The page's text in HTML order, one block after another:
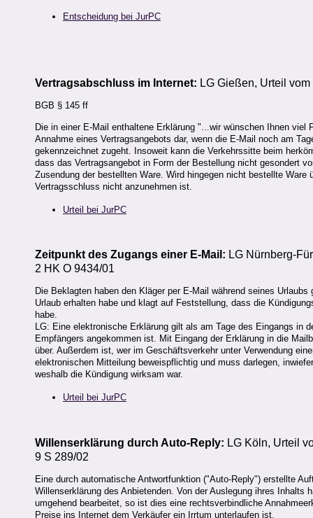
Entscheidung bei JurPC
Vertragsabschluss im Internet: LG Gießen, Urteil
BGB § 145 ff
Die in einer E-Mail enthaltene Erklärung "...wir wünschen Ihnen
Annahme eines Vertragsangebots dar, wenn die E-Mail noch am
gekennzeichnet zugeht. Insoweit kann die Verkehrssitte beim
dass das Vertragsangebot in Form der Bestellung nicht gesondert
Zusendung der bestellten Ware. Wird hingegen nicht bestellte
Vertragsschluss nicht anzunehmen ist.
Urteil bei JurPC
Zeitpunkt des Zugangs einer E-Mail: LG Nürnberg-
2 HK O 9434/01
Die Beklagten haben den Kläger per E-Mail während seines
Urlaub erhalten habe und klagt auf Feststellung, dass die
habe.
LG: Eine elektronische Erklärung gilt als am Tage des Eingangs in
Empfängers angekommen ist. Mit Eingang der Erklärung in die
über. Außerdem ist, wer im Geschäftsverkehr unter Verwendung
elektronischen Mitteilung beweispflichtig und muss darlegen,
weshalb die Kündigung wirksam war.
Urteil bei JurPC
Willenserklärung durch Auto-Reply: LG Köln, Urteil
9 S 289/02
Eine durch automatische Antwortfunktion ("Auto-Reply") erstellte
Willenserklärung des Anbietenden. Von der Auslegung ihres
umgehend bearbeitet, so ist dies eine rechtsverbindliche
Preise ins Internet dem Verkäufer ein Irrtum unterlaufen ist.